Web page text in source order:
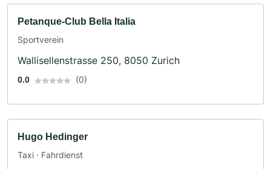
Petanque-Club Bella Italia
Sportverein
Wallisellenstrasse 250, 8050 Zurich
0.0 (0)
Hugo Hedinger
Taxi · Fahrdienst